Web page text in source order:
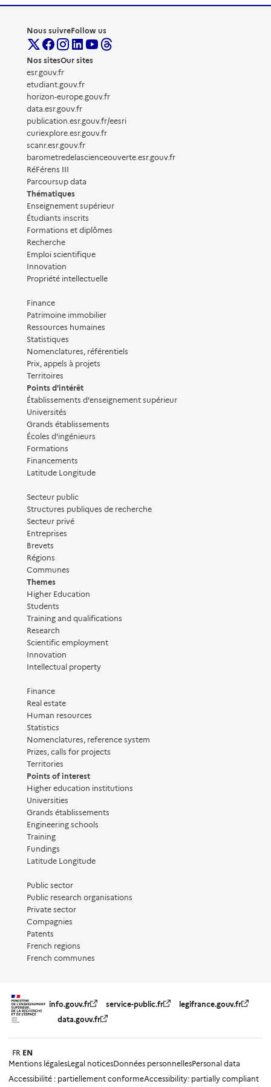
Nous suivreFollow us
Nos sitesOur sites
esr.gouv.fr
etudiant.gouv.fr
horizon-europe.gouv.fr
data.esr.gouv.fr
publication.esr.gouv.fr/eesri
curiexplore.esr.gouv.fr
scanr.esr.gouv.fr
barometredelascienceouverte.esr.gouv.fr
RéFérens III
Parcoursup data
Thématiques
Enseignement supérieur
Étudiants inscrits
Formations et diplômes
Recherche
Emploi scientifique
Innovation
Propriété intellectuelle
Finance
Patrimoine immobilier
Ressources humaines
Statistiques
Nomenclatures, référentiels
Prix, appels à projets
Territoires
Points d'intérêt
Établissements d'enseignement supérieur
Universités
Grands établissements
Écoles d'ingénieurs
Formations
Financements
Latitude Longitude
Secteur public
Structures publiques de recherche
Secteur privé
Entreprises
Brevets
Régions
Communes
Themes
Higher Education
Students
Training and qualifications
Research
Scientific employment
Innovation
Intellectual property
Finance
Real estate
Human resources
Statistics
Nomenclatures, reference system
Prizes, calls for projects
Territories
Points of interest
Higher education institutions
Universities
Grands établissements
Engineering schools
Training
Fundings
Latitude Longitude
Public sector
Public research organisations
Private sector
Compagnies
Patents
French regions
French communes
info.gouv.fr service-public.fr
legifrance.gouv.fr
data.gouv.fr
FR EN
Mentions légalesLegal noticesDonnées personnellesPersonal data
Accessibilité : partiellement conformeAccessibility: partially compliant